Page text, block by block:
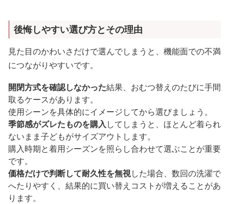
後悔しやすい選び方とその理由
見た目のかわいさだけで選んでしまうと、機能面での不満
につながりやすいです。
開閉方式を確認しなかった結果、おむつ替えのたびに手間
取るケースがあります。
使用シーンを具体的にイメージしてから選びましょう。
季節感がズレたものを購入してしまうと、ほとんど着られ
ないまま子どもがサイズアウトします。
購入時期と着用シーズンを照らし合わせて選ぶことが重要
です。
価格だけで判断して耐久性を無視した場合、数回の洗濯で
へたりやすく、結果的に買い替えコストが増えることがあ
ります。